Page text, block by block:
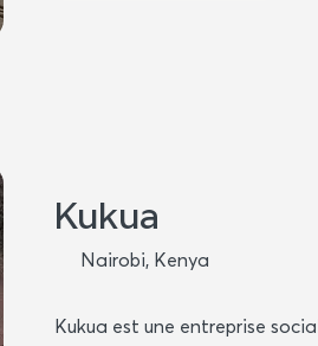
Kukua
Nairobi, Kenya
Kukua est une entreprise